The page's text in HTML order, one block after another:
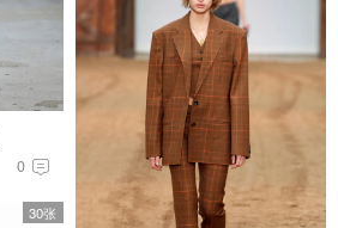
0
30张